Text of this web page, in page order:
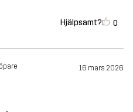
Hjälpsamt? 0
16 mars 2026